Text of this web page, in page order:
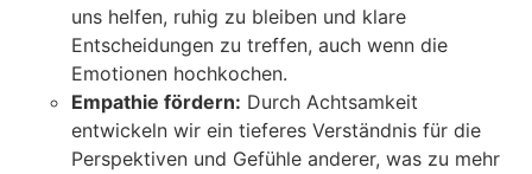
uns helfen, ruhig zu bleiben und klare
Entscheidungen zu treffen, auch wenn die
Emotionen hochkochen.
Empathie fördern: Durch Achtsamkeit
entwickeln wir ein tieferes Verständnis für die
Perspektiven und Gefühle anderer, was zu mehr